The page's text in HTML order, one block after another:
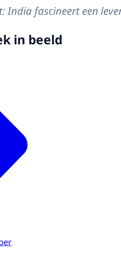
India fascineert een
in beeld